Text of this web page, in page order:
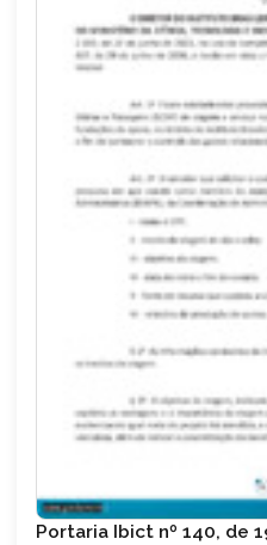
Portaria Ibict nº 140, de